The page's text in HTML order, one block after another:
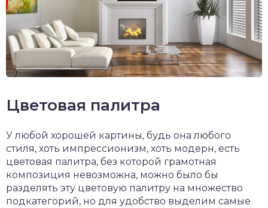
Цветовая палитра
У любой хорошей картины, будь она любого
стиля, хоть импрессионизм, хоть модерн, есть
цветовая палитра, без которой грамотная
композиция невозможна, можно было бы
разделять эту цветовую палитру на множество
подкатегорий, но для удобство выделим самые